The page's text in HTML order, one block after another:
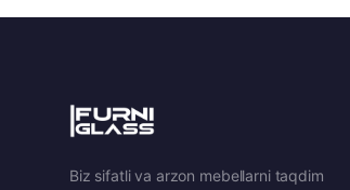
Biz sifatli va arzon mebellarni taqdim